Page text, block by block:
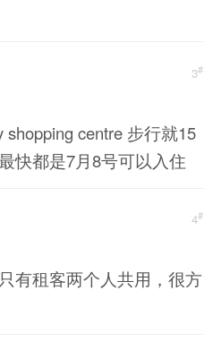
3#
shopping centre 步行就15
快都是7月8号可以入住
4#
有租客两个人共用，很方